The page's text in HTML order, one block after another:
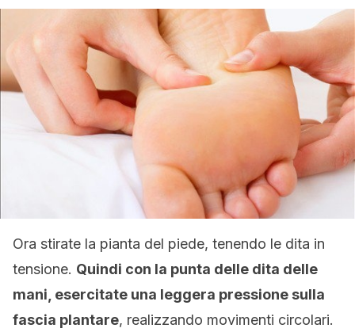
Ora stirate la pianta del piede, tenendo le dita in
tensione. Quindi con la punta delle dita delle
mani, esercitate una leggera pressione sulla
fascia plantare, realizzando movimenti circolari.